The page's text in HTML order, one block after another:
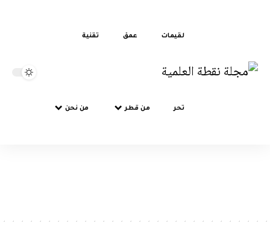
عمق تقنية
من قطر